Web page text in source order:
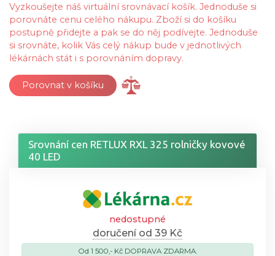
Vyzkoušejte náš virtuální srovnávací košík. Jednoduše si
porovnáte cenu celého nákupu. Zboží si do košíku
postupně přidejte a pak se do něj podívejte. Jednoduše
si srovnáte, kolik Vás celý nákup bude v jednotlivých
lékárnách stát i s porovnáním dopravy.
Porovnat v košíku
Srovnání cen RETLUX RXL 325 rolničky kovové
40 LED
nedostupné
doručení od 39 Kč
Od 1 500,- Kč DOPRAVA ZDARMA.